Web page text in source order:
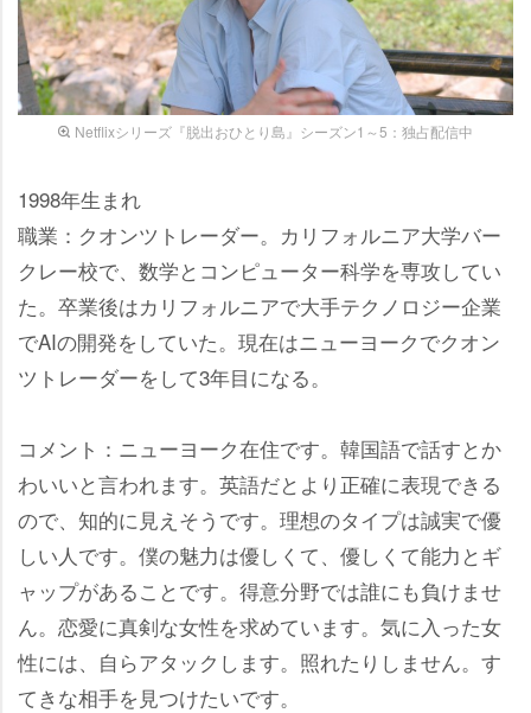
Netflixシリーズ『脱出おひとり島』シーズン1～5：独占配信中
1998年生まれ
職業：クオンツトレーダー。カリフォルニア大学バー
クレー校で、数学とコンピューター科学を専攻してい
た。卒業後はカリフォルニアで大手テクノロジー企業
でAIの開発をしていた。現在はニューヨークでクオン
ツトレーダーをして3年目になる。
コメント：ニューヨーク在住です。韓国語で話すとか
わいいと言われます。英語だとより正確に表現できる
ので、知的に見えそうです。理想のタイプは誠実で優
しい人です。僕の魅力は優しくて、優しくて能力とギ
ャップがあることです。得意分野では誰にも負けませ
ん。恋愛に真剣な女性を求めています。気に入った女
性には、自らアタックします。照れたりしません。す
てきな相手を見つけたいです。